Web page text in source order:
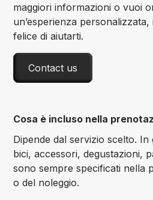
maggiori informazioni o vuoi
un’esperienza
felice di aiutarti.
Contact us
Cosa è incluso nella
Dipende dal servizio scelto. In
bici, accessori, degustazioni,
sono sempre specificati nella
o del noleggio.